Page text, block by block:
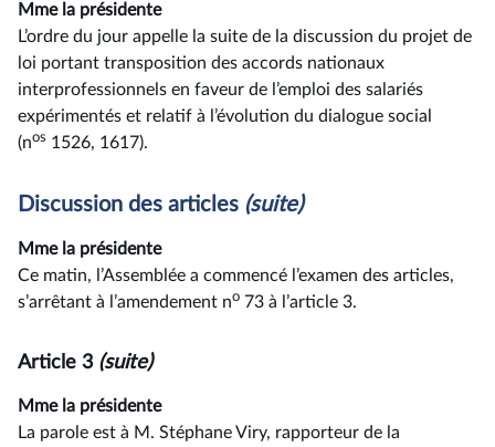
Mme la présidente
L’ordre du jour appelle la suite de la discussion du projet de
loi portant transposition des accords nationaux
interprofessionnels en faveur de l’emploi des salariés
expérimentés et relatif à l’évolution du dialogue social
(nos 1526, 1617).
Discussion des articles (suite)
Mme la présidente
Ce matin, l’Assemblée a commencé l’examen des articles,
s’arrêtant à l’amendement no 73 à l’article 3.
Article 3(suite)
Mme la présidente
La parole est à M. Stéphane Viry, rapporteur de la